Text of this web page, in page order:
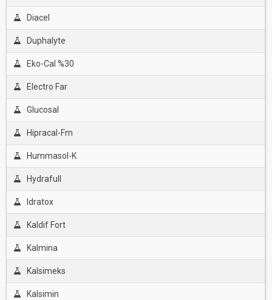
Diacel
Duphalyte
Eko-Cal %30
Electro Far
Glucosal
Hipracal-Fm
Hummasol-K
Hydrafull
Idratox
Kaldif Fort
Kalmina
Kalsimeks
Kalsimin